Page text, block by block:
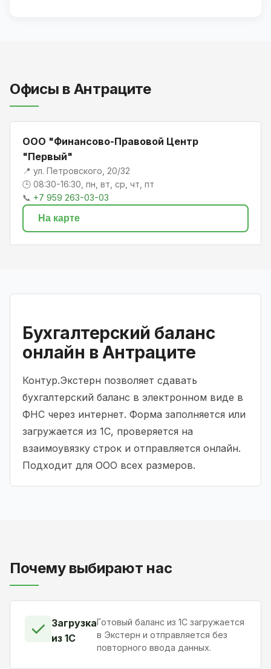
Офисы в Антраците
ООО "Финансово-Правовой Центр
"Первый"
📍 ул. Петровского, 20/32
🕒 08:30-16:30, пн, вт, ср, чт, пт
📞 +7 959 263-03-03
На карте
Бухгалтерский баланс
онлайн в Антраците
Контур.Экстерн позволяет сдавать
бухгалтерский баланс в электронном виде в
ФНС через интернет. Форма заполняется или
загружается из 1С, проверяется на
взаимоувязку строк и отправляется онлайн.
Подходит для ООО всех размеров.
Почему выбирают нас
✓ Загрузка
из 1С
Готовый баланс из 1С загружается
в Экстерн и отправляется без
повторного ввода данных.